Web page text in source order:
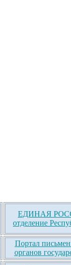
ЕДИНАЯ
отделение
Портал
органов